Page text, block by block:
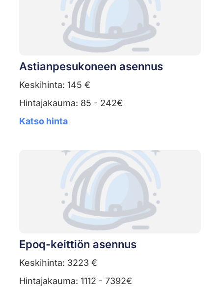
Astianpesukoneen asennus
Keskihinta: 145 €
Hintajakauma: 85 - 242€
Katso hinta
Epoq-keittiön asennus
Keskihinta: 3223 €
Hintajakauma: 1112 - 7392€